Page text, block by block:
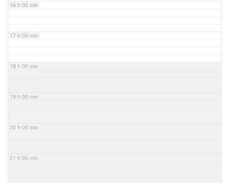
16 h 00 min
17 h 00 min
18 h 00 min
19 h 00 min
20 h 00 min
21 h 00 min